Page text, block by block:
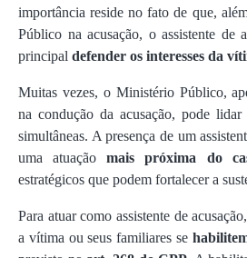
importância reside no fato de que,
Público na acusação, o assistente de
principal defender os interesses da
Muitas vezes, o Ministério Público,
na condução da acusação, pode lidar
simultâneas. A presença de um
uma atuaçãomais próxima do
estratégicos que podem fortalecer a
Para atuar como assistente de
a vítima ou seus familiares se